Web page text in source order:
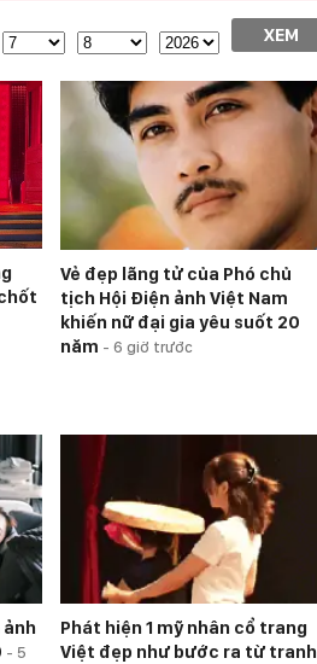
XEM
Vẻ đẹp lãng tử của Phó chủ
tịch Hội Điện ảnh Việt Nam
khiến nữ đại gia yêu suốt 20
năm - 6 giờ trước
- 5
Phát hiện 1 mỹ nhân cổ trang
Việt đẹp như bước ra từ tranh